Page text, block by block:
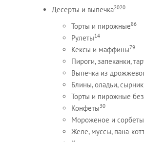
Десерты и выпечка2020
Торты и пирожные86
Рулеты14
Кексы и маффины79
Пироги, запеканки,
Выпечка из
Блины, оладьи,
Торты и пирожные
Конфеты30
Мороженое и сорбеты
Желе, муссы, пана-